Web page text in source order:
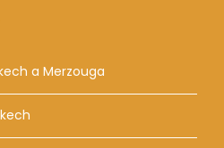
a Merzouga